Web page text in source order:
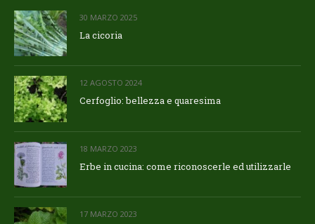
30 MARZO 2025
La cicoria
12 AGOSTO 2024
Cerfoglio: bellezza e quaresima
18 MARZO 2023
Erbe in cucina: come riconoscerle ed utilizzarle
17 MARZO 2023